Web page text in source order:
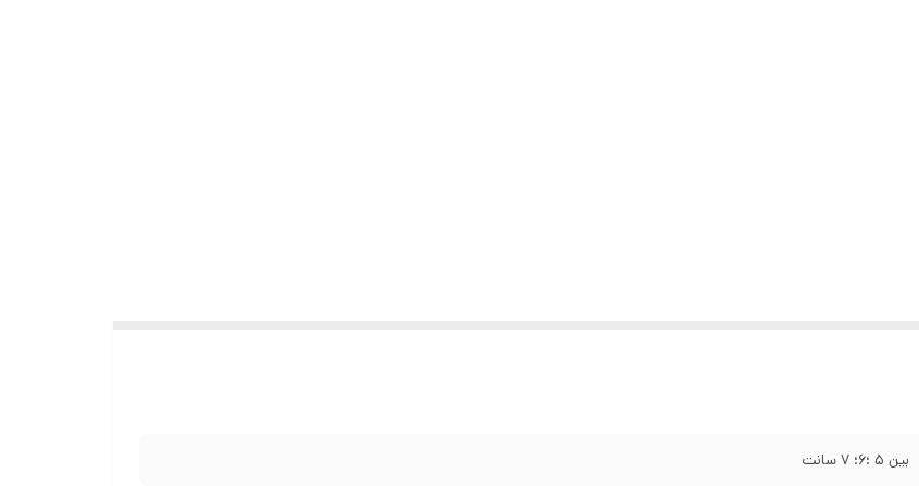
بین ۵ ؛۶؛ ۷ سانت